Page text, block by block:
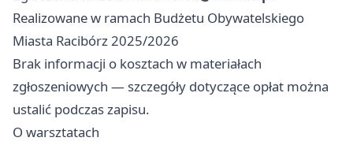
Realizowane w ramach Budżetu Obywatelskiego
Miasta Racibórz 2025/2026
Brak informacji o kosztach w materiałach
zgłoszeniowych — szczegóły dotyczące opłat można
ustalić podczas zapisu.
O warsztatach